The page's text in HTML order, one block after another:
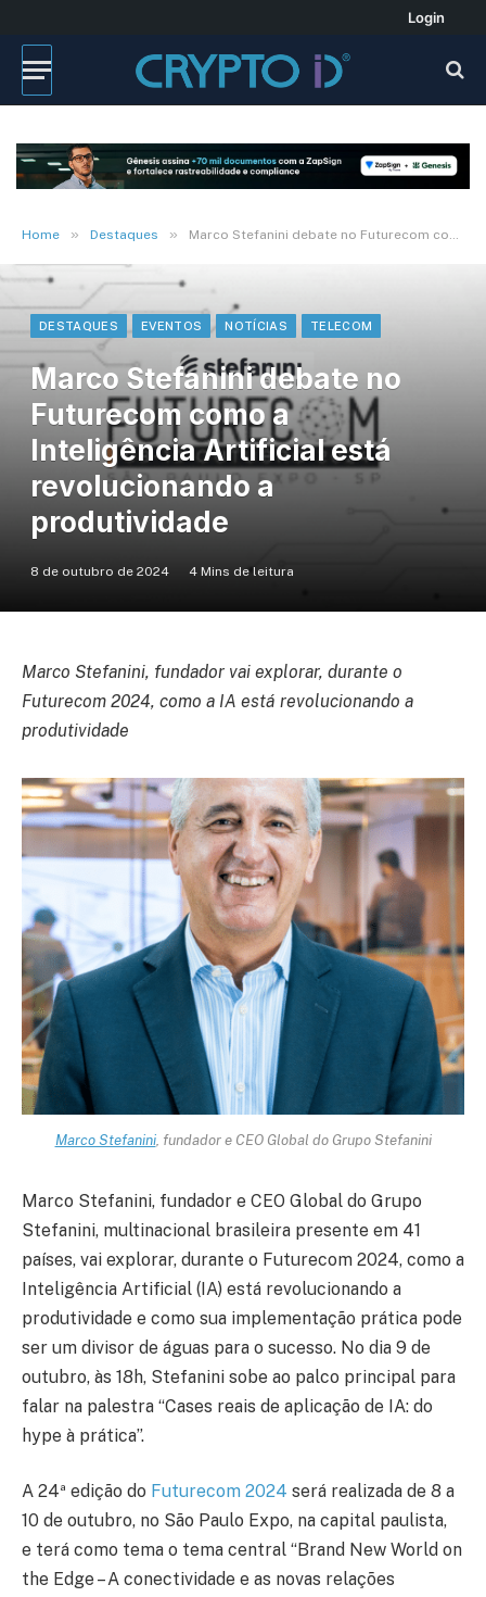
Login
Home » Destaques » Marco Stefanini debate no Futurecom como a Inteligência Artificial está revolucionando a produtividade
DESTAQUES EVENTOS NOTÍCIAS TELECOM
Marco Stefanini debate no
Futurecom como a
Inteligência Artificial está
revolucionando a
produtividade
8 de outubro de 2024 4 Mins de leitura
Marco Stefanini, fundador vai explorar, durante o
Futurecom 2024, como a IA está revolucionando a
produtividade
Marco Stefanini, fundador e CEO Global do Grupo Stefanini
Marco Stefanini, fundador e CEO Global do Grupo
Stefanini, multinacional brasileira presente em 41
países, vai explorar, durante o Futurecom 2024, como a
Inteligência Artificial (IA) está revolucionando a
produtividade e como sua implementação prática pode
ser um divisor de águas para o sucesso. No dia 9 de
outubro, às 18h, Stefanini sobe ao palco principal para
falar na palestra “Cases reais de aplicação de IA: do
hype à prática”.
A 24ª edição do Futurecom 2024 será realizada de 8 a
10 de outubro, no São Paulo Expo, na capital paulista,
e terá como tema o tema central “Brand New World on
the Edge – A conectividade e as novas relações